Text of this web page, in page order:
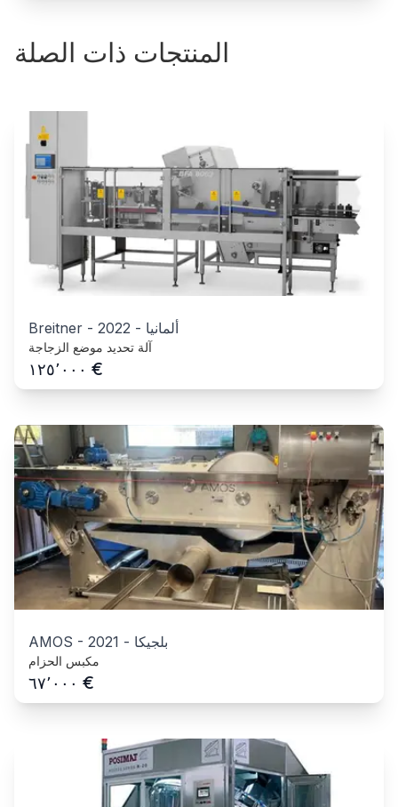
المنتجات ذات الصلة
Breitner - 2022 - ألمانيا
آلة تحديد موضع الزجاجة
١٢٥٬٠٠٠ €
AMOS - 2021 - بلجيكا
مكبس الحزام
٦٧٬٠٠٠ €